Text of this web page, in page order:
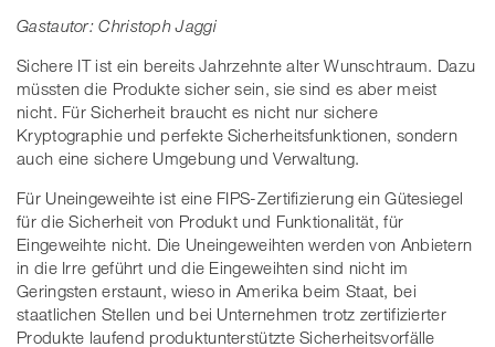
Gastautor: Christoph Jaggi
Sichere IT ist ein bereits Jahrzehnte alter Wunschtraum. Dazu
müssten die Produkte sicher sein, sie sind es aber meist
nicht. Für Sicherheit braucht es nicht nur sichere
Kryptographie und perfekte Sicherheitsfunktionen, sondern
auch eine sichere Umgebung und Verwaltung.
Für Uneingeweihte ist eine FIPS-Zertifizierung ein Gütesiegel
für die Sicherheit von Produkt und Funktionalität, für
Eingeweihte nicht. Die Uneingeweihten werden von Anbietern
in die Irre geführt und die Eingeweihten sind nicht im
Geringsten erstaunt, wieso in Amerika beim Staat, bei
staatlichen Stellen und bei Unternehmen trotz zertifizierter
Produkte laufend produktunterstützte Sicherheitsvorfälle